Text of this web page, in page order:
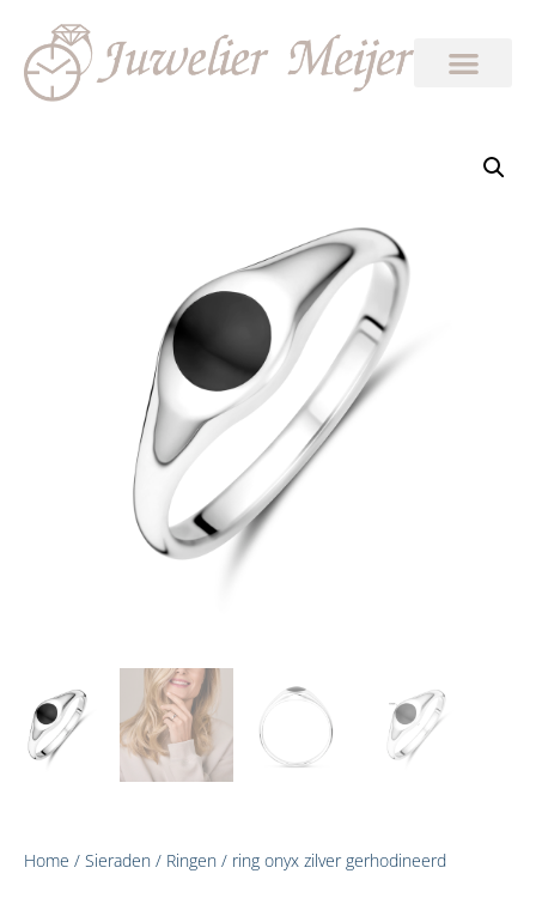
Home / Sieraden / Ringen / ring onyx zilver gerhodineerd